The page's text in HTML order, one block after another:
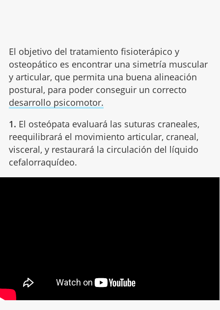
El objetivo del tratamiento fisioterápico y
osteopático es encontrar una simetría muscular
y articular, que permita una buena alineación
postural, para poder conseguir un correcto
desarrollo psicomotor.
1. El osteópata evaluará las suturas craneales,
reequilibrará el movimiento articular, craneal,
visceral, y restaurará la circulación del líquido
cefalorraquídeo.